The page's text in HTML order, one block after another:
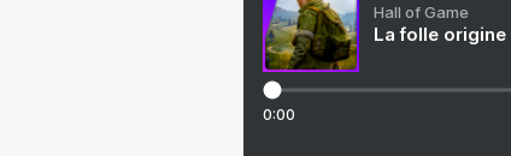
Hall of Game
La folle
0:00